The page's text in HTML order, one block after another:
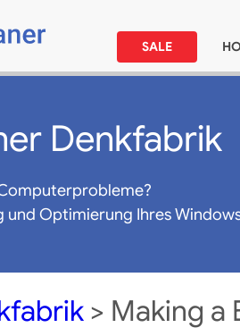
SALE
Denkfabrik
und Optimierung Ihres
> Making a